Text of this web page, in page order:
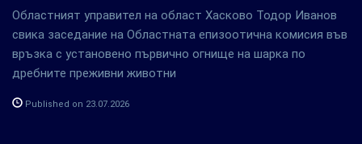
Областният управител на област Хасково Тодор Иванов
свика заседание на Областната епизоотична комисия във
връзка с установено първично огнище на шарка по
дребните преживни животни
Published on 23.07.2026